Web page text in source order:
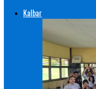
Kalbar